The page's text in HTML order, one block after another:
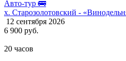
Авто-тур 🚌
х. Старозолотовский -
12 сентября 2026
6 900 руб.
20 часов